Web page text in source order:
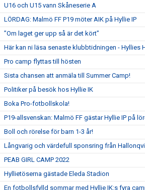
U16 och U15 vann Skåneserie A
LÖRDAG: Malmö FF P19 möter AIK på Hyllie IP
”Om laget ger upp så är det kört”
Här kan ni läsa senaste klubbtidningen - Hyllies
Pro camp flyttas till hösten
Sista chansen att anmäla till Summer Camp!
Politiker på besök hos Hyllie IK
Boka Pro-fotbollskola!
P19-allsvenskan: Malmö FF gästar Hyllie IP på
Boll och rörelse för barn 1-3 år!
Långvarig och värdefull sponsring från
PEAB GIRL CAMP 2022
Hyllietöserna gästade Eleda Stadion
En fotbollsfylld sommar med Hyllie IK:s fyra